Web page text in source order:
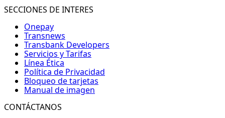
SECCIONES DE INTERES
Onepay
Transnews
Transbank Developers
Servicios y Tarifas
Línea Ética
Política de Privacidad
Bloqueo de tarjetas
Manual de imagen
CONTÁCTANOS